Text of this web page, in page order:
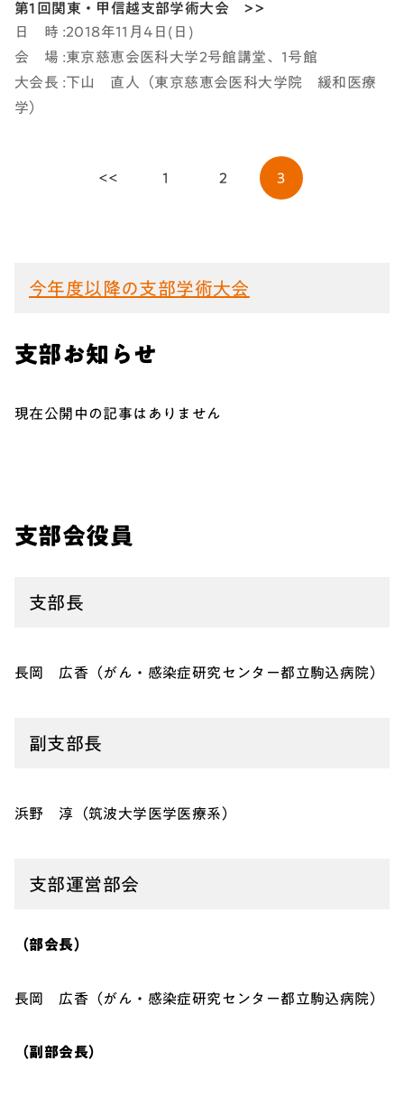
第1回関東・甲信越支部学術大会 >>
日 時 :2018年11月4日(日)
会 場 :東京慈恵会医科大学2号館講堂、1号館
大会長 :下山 直人（東京慈恵会医科大学院 緩和医療
学）
<< 1 2 3
今年度以降の支部学術大会
支部お知らせ
現在公開中の記事はありません
支部会役員
支部長
長岡 広香（がん・感染症研究センター都立駒込病院）
副支部長
浜野 淳（筑波大学医学医療系）
支部運営部会
（部会長）
長岡 広香（がん・感染症研究センター都立駒込病院）
（副部会長）